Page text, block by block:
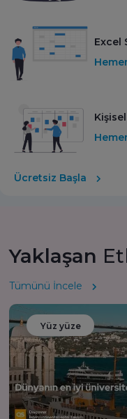
Excel
Ücretsiz Başla
Yaklaşan
Tümünü İncele
Yüz yüze